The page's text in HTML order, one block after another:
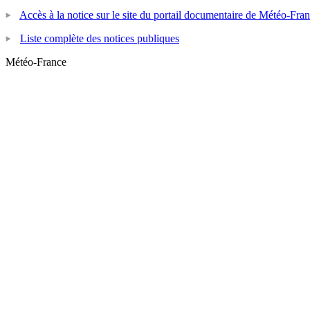
Accès à la notice sur le site du portail documentaire de Météo-
Liste complète des notices publiques
Météo-France